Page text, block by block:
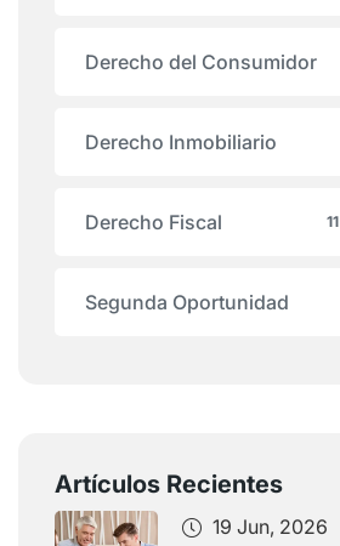
Derecho del Consumidor
Derecho Inmobiliario
Derecho Fiscal 11
Segunda Oportunidad
Artículos Recientes
19 Jun, 2026